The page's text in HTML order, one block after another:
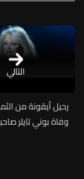
التالي
رحيل أيقونة من
وفاة بوني تايلر